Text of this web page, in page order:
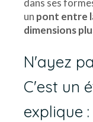
dans ses
un pont entre
dimensions
N'ayez
C'est un
explique :